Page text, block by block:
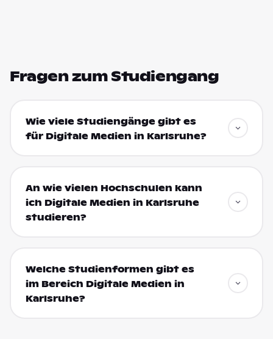
Fragen zum Studiengang
Wie viele Studiengänge gibt es
für Digitale Medien in Karlsruhe?
An wie vielen Hochschulen kann
ich Digitale Medien in Karlsruhe
studieren?
Welche Studienformen gibt es
im Bereich Digitale Medien in
Karlsruhe?